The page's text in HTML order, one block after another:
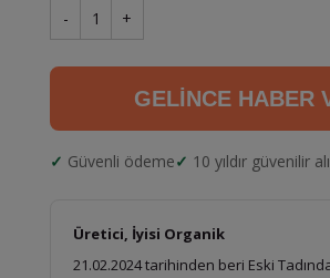
- 1 +
GELİNCE HABER
Güvenli ödeme 10 yıldır güvenilir
Üretici, İyisi Organik
21.02.2024 tarihinden beri Eski